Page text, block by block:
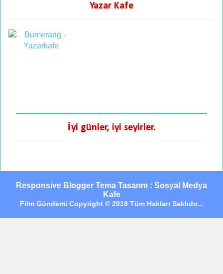
Yazar Kafe
İyi günler, iyi seyirler.
Responsive Blogger Tema Tasarım : Sosyal Medya
Kafe
Film Gündemi Copyright © 2019 Tüm Hakları Saklıdır...